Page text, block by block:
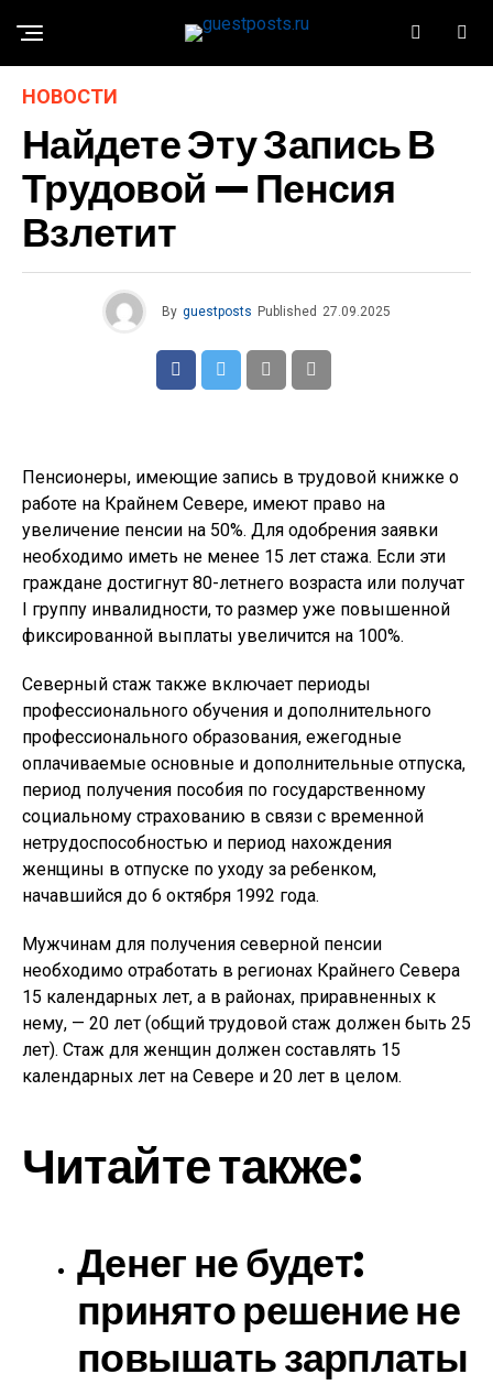
НОВОСТИ
Найдете Эту Запись В
Трудовой — Пенсия
Взлетит
By guestposts Published 27.09.2025
Пенсионеры, имеющие запись в трудовой книжке о
работе на Крайнем Севере, имеют право на
увеличение пенсии на 50%. Для одобрения заявки
необходимо иметь не менее 15 лет стажа. Если эти
граждане достигнут 80-летнего возраста или получат
I группу инвалидности, то размер уже повышенной
фиксированной выплаты увеличится на 100%.
Северный стаж также включает периоды
профессионального обучения и дополнительного
профессионального образования, ежегодные
оплачиваемые основные и дополнительные отпуска,
период получения пособия по государственному
социальному страхованию в связи с временной
нетрудоспособностью и период нахождения
женщины в отпуске по уходу за ребенком,
начавшийся до 6 октября 1992 года.
Мужчинам для получения северной пенсии
необходимо отработать в регионах Крайнего Севера
15 календарных лет, а в районах, приравненных к
нему, — 20 лет (общий трудовой стаж должен быть 25
лет). Стаж для женщин должен составлять 15
календарных лет на Севере и 20 лет в целом.
Читайте также:
Денег не будет:
принято решение не
повышать зарплаты